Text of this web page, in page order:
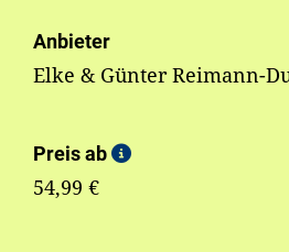
Anbieter
Elke & Günter Reimann-
Preis ab
54,99 €